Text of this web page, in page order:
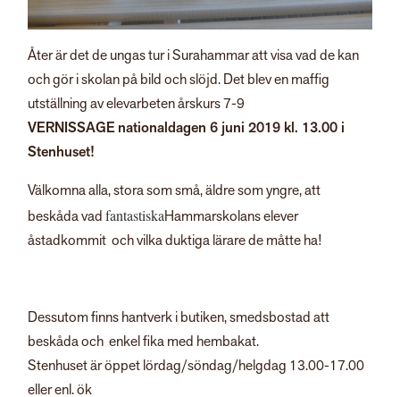
Åter är det de ungas tur i Surahammar att visa vad de kan
och gör i skolan på bild och slöjd. Det blev en maffig
utställning av elevarbeten årskurs 7-9
VERNISSAGEnationaldagen 6 juni 2019 kl. 13.00 i
Stenhuset!
Välkomna alla, stora som små, äldre som yngre, att
beskåda vadfantastiskaHammarskolans elever
åstadkommit och vilka duktiga lärare de måtte ha!
Dessutom finns hantverk i butiken, smedsbostad att
beskåda och enkel fika med hembakat.
Stenhuset är öppet lördag/söndag/helgdag 13.00-17.00
eller enl. ök